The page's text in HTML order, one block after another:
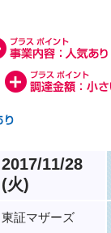
2017/11/28
(火)
東証マザーズ